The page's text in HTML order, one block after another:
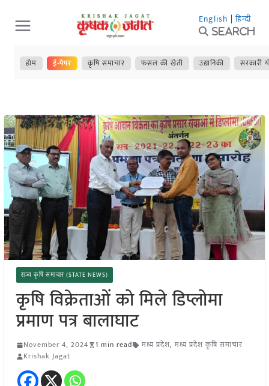
Skip
to
content
English | हिन्दी
Search
होम ई-पेपर कृषि समाचार फसल की खेती उद्यानिकी सरकारी
राज्य कृषि समाचार (STATE NEWS)
कृषि विक्रेताओं को मिले डिप्लोमा
प्रमाण पत्र बालाघाट
November 4, 2024 1 min read मध्य प्रदेश, मध्य प्रदेश कृषि समाचार
Krishak Jagat